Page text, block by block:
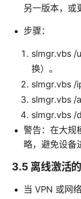
另一版本，或
步骤：
slmgr.vbs /
换）。
slmgr.vbs /
slmgr.vbs /
slmgr.vbs /
警告：在大规
略，避免设备
3.5 离线激活
当 VPN 或网